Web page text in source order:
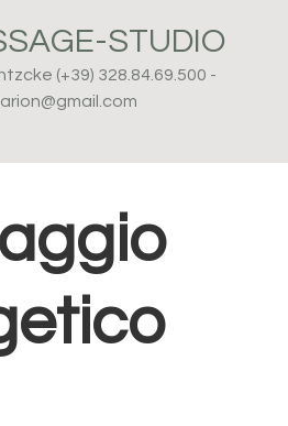
STUDIO
(+39) 328.84.69.500 -